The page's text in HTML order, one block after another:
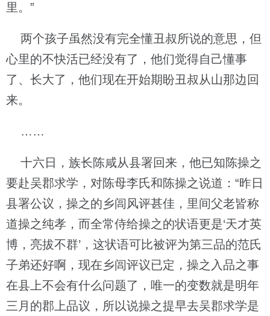
里。”
两个孩子虽然没有完全懂丑叔所说的意思，但
心里的不快活已经没有了，他们觉得自己懂事
了、长大了，他们现在开始期盼丑叔从山那边回
来。
……
十六日，族长陈咸从县署回来，他已知陈操之
要赴吴郡求学，对陈母李氏和陈操之说道：“昨日
县署公议，操之的乡闾风评甚佳，里间父老皆称
道操之纯孝，而全常侍给操之的状语更是‘天才英
博，亮拔不群’，这状语可比被评为第三品的范氏
子弟还好啊，现在乡闾评议已定，操之入品之事
在县上不会有什么问题了，唯一的变数就是明年
三月的郡上品议，所以说操之提早去吴郡求学是